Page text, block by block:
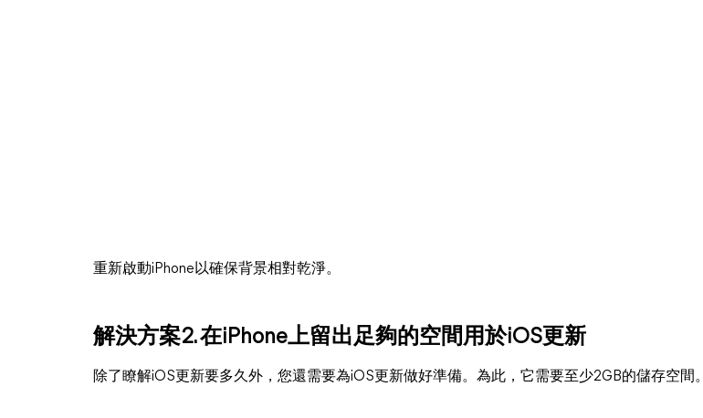
重新啟動iPhone以確保背景相對乾淨。
解決方案2. 在iPhone上留出足夠的空間用於iOS更新
除了瞭解iOS更新要多久外，您還需要為iOS更新做好準備。為此，它需要至少2GB的儲存空間。